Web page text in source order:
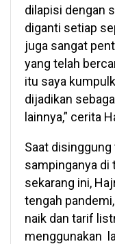
dilapisi dengan
diganti setiap
juga sangat
yang telah
itu saya
dijadikan
lainnya,” cerita
Saat
sampinganya di
sekarang ini,
tengah
naik dan tarif
menggunakan